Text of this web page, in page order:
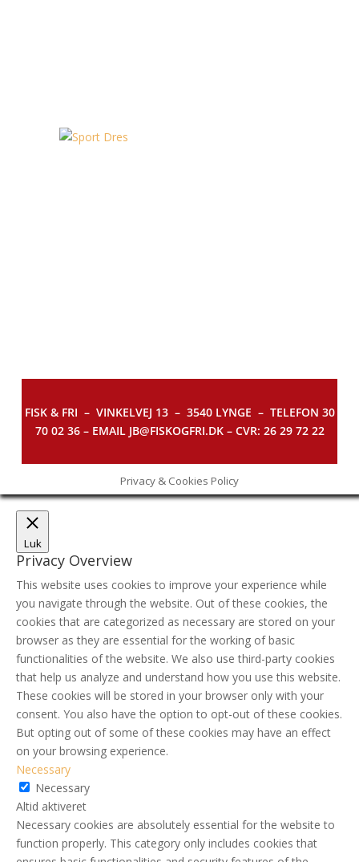
FISK & FRI – VINKELVEJ 13 – 3540 LYNGE – TELEFON 30
70 02 36 – EMAIL JB@FISKOGFRI.DK – CVR: 26 29 72 22
Privacy & Cookies Policy
Luk
Privacy Overview
This website uses cookies to improve your experience while
you navigate through the website. Out of these cookies, the
cookies that are categorized as necessary are stored on your
browser as they are essential for the working of basic
functionalities of the website. We also use third-party cookies
that help us analyze and understand how you use this website.
These cookies will be stored in your browser only with your
consent. You also have the option to opt-out of these cookies.
But opting out of some of these cookies may have an effect
on your browsing experience.
Necessary
Necessary
Altid aktiveret
Necessary cookies are absolutely essential for the website to
function properly. This category only includes cookies that